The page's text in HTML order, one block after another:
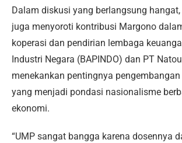
Dalam diskusi yang berlangsung
juga menyoroti kontribusi Margono
koperasi dan pendirian lembaga
Industri Negara (BAPINDO) dan PT
menekankan pentingnya pengembangan
yang menjadi pondasi nasionalisme
ekonomi.
“UMP sangat bangga karena dosennya